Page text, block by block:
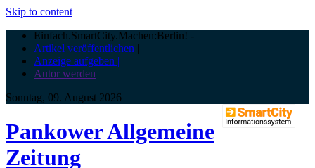
Skip to content
Einfach.SmartCity.Machen:Berlin! -
Artikel veröffentlichen |
Anzeige aufgeben |
Autor werden
Sonntag, 09. August 2026
Pankower Allgemeine
Zeitung